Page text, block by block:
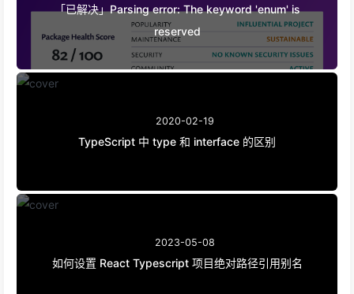
「已解决」Parsing error: The keyword 'enum' is
reserved
2020-02-19
TypeScript 中 type 和 interface 的区别
2023-05-08
如何设置 React Typescript 项目绝对路径引用别名